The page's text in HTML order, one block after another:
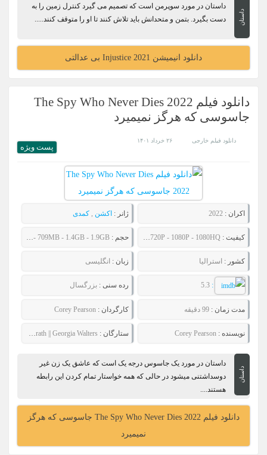
داستان
داستان در مورد سوپرمن است که تصمیم می گیرد کنترل زمین را به
دست بگیرد. بتمن و متحدانش باید تلاش کنند تا او را متوقف کنند.....
دانلود انیمیشن Injustice 2021 بی عدالتی
دانلود فیلم The Spy Who Never Dies 2022
جاسوسی که هرگز نمیمیرد
دانلود فیلم خارجی ۲۶ خرداد ۱۴۰۱
پست ويژه
اکران : 2022 ژانر : اکشن کمدی
کیفیت : 480P - 720P - 1080P - 1080HQ حجم : 502MB - 709MB - 1.4GB - 1.9GB
کشور : استرالیا زبان : انگلیسی
:
5.3 رده سنی : بزرگسال
مدت زمان :99 دقیقه کارگردان : Corey Pearson
نویسنده :Corey Pearson ستارگان : Teressa Liane || Cassandra Magrath || Georgia Walters
داستان
داستان در مورد یک جاسوس درجه یک است که عاشق یک زن غیر
دوسداشتنی میشود در حالی که همه خواستار تمام کردن این رابطه
هستند....
دانلود فیلم The Spy Who Never Dies 2022 جاسوسی که هرگز
نمیمیرد